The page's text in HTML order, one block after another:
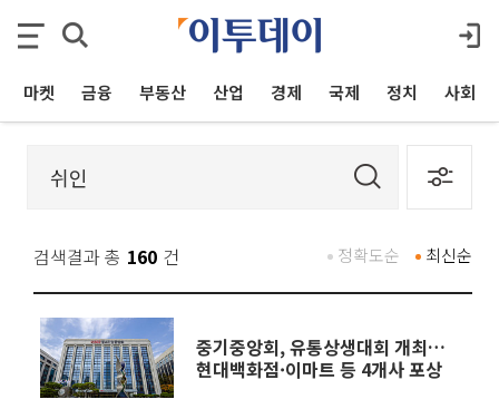
마켓 금융 부동산 산업 경제 국제 정치 사회
검색결과 총 160 건 최신순
정확도순
중기중앙회, 유통상생대회 개최…
현대백화점·이마트 등 4개사 포상